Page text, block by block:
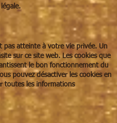
pas atteinte à votre vie privée. Un
sur ce site web. Les cookies que
le bon fonctionnement du
pouvez désactiver les cookies en
toutes les informations